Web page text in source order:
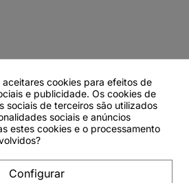
(Pogostemon patchouly
cookies para efeitos de
e publicidade. Os cookies de
sociais de terceiros são utilizados
sociais e anúncios
estes cookies e o processamento
Configurar